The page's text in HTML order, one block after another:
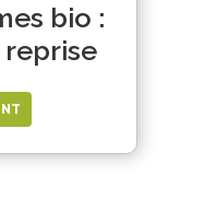
bio :